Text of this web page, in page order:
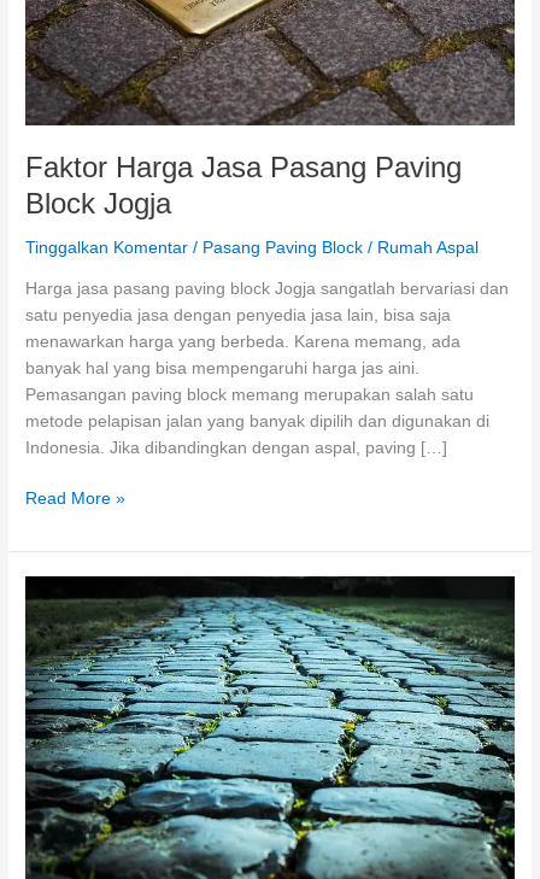
Faktor Harga Jasa Pasang Paving
Block Jogja
Tinggalkan Komentar / Pasang Paving Block / Rumah Aspal
Harga jasa pasang paving block Jogja sangatlah bervariasi dan
satu penyedia jasa dengan penyedia jasa lain, bisa saja
menawarkan harga yang berbeda. Karena memang, ada
banyak hal yang bisa mempengaruhi harga jas aini.
Pemasangan paving block memang merupakan salah satu
metode pelapisan jalan yang banyak dipilih dan digunakan di
Indonesia. Jika dibandingkan dengan aspal, paving […]
Faktor
Jasa
Pasang
Paving
Block
Jogja
Read More »